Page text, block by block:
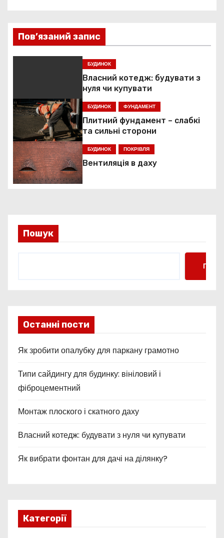
г
а
і
я
з
а
п
с
Пов’язаний запис
БУДИНОК
Власний котедж: будувати з
нуля чи купувати
БУДИНОК ФУНДАМЕНТ
Плитний фундамент – слабкі
та сильні сторони
БУДИНОК ПОКРІВЛЯ
Вентиляція в даху
Пошук
Останні пости
Як зробити опалубку для паркану грамотно
Типи сайдингу для будинку: вініловий і
фіброцементний
Монтаж плоского і скатного даху
Власний котедж: будувати з нуля чи купувати
Як вибрати фонтан для дачі на ділянку?
Категорії